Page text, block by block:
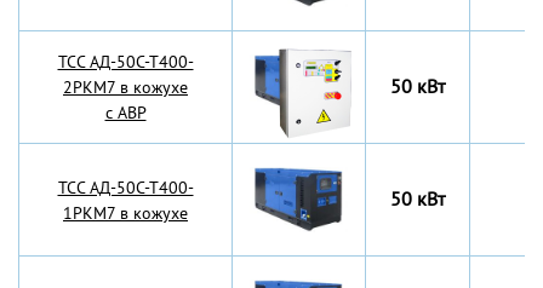
TCC АД-50С-Т400-
2РКМ7 в кожухе
с АВР
50 кВт
TCC АД-50С-Т400-
1РКМ7 в кожухе
50 кВт